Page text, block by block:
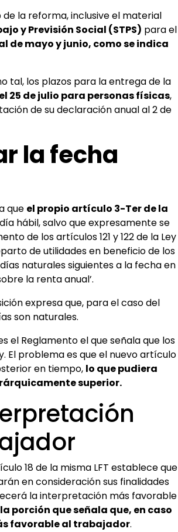
la reforma, inclusive el material
y Previsión Social (STPS) para el
de mayo y junio, como se indica
tal, los plazos para la entrega de la
25 de julio para personas físicas,
de su declaración anual al 2 de
la fecha
que el propio artículo 3-Ter de la
hábil, salvo que expresamente se
de los artículos 121 y 122 de la Ley
de utilidades en beneficio de los
naturales siguientes a la fecha en
la renta anual’.
expresa que, para el caso del
son naturales.
el Reglamento el que señala que los
El problema es que el nuevo artículo
en tiempo, lo que pudiera
superior.
18 de la misma LFT establece que
en consideración sus finalidades
la interpretación más favorable
la porción que señala que, en caso
favorable al trabajador.